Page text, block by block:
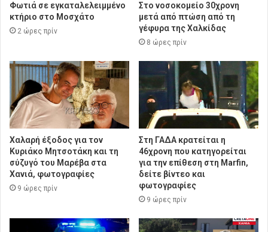
Φωτιά σε εγκαταλελειμμένο
κτήριο στο Μοσχάτο
2 ώρες πρίν
Στο νοσοκομείο 30χρονη
μετά από πτώση από τη
γέφυρα της Χαλκίδας
8 ώρες πρίν
Χαλαρή έξοδος για τον
Κυριάκο Μητσοτάκη και τη
σύζυγό του Μαρέβα στα
Χανιά, φωτογραφίες
9 ώρες πρίν
Στη ΓΑΔΑ κρατείται η
46χρονη που κατηγορείται
για την επίθεση στη Marfin,
δείτε βίντεο και
φωτογραφίες
9 ώρες πρίν